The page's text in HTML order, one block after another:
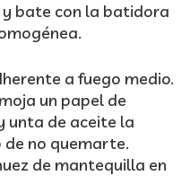
bate con la batidora
a fuego medio.
un papel de
unta de aceite la
de no quemarte.
de mantequilla en